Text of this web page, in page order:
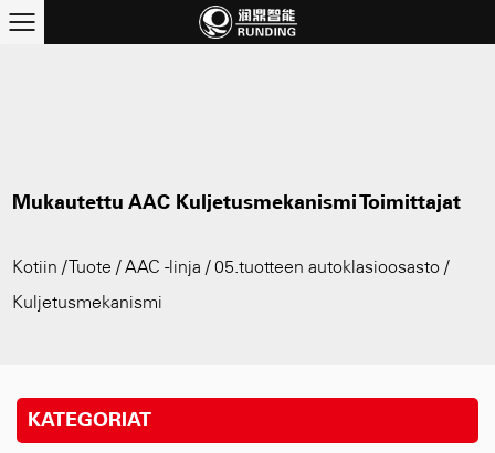
Mukautettu AAC Kuljetusmekanismi Toimittajat
Kotiin /Tuote /AAC -linja /05.tuotteen autoklasioosasto /
Kuljetusmekanismi
KATEGORIAT